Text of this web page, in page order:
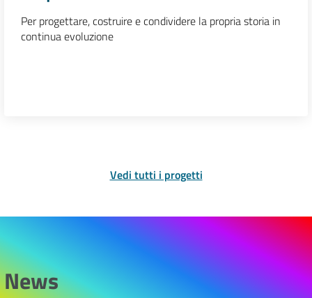
Per progettare, costruire e condividere la propria storia in
continua evoluzione
Vedi tutti i progetti
News